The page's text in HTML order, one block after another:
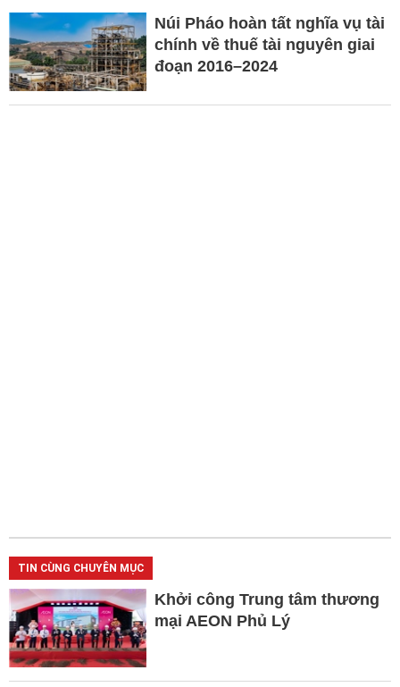
Núi Pháo hoàn tất nghĩa vụ tài
chính về thuế tài nguyên giai
đoạn 2016–2024
TIN CÙNG CHUYÊN MỤC
Khởi công Trung tâm thương
mại AEON Phủ Lý